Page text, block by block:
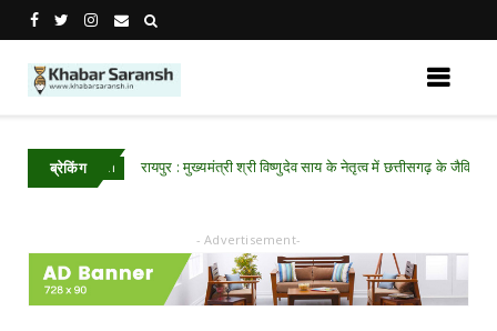
ब्रेकिंग रायपुर : मुख्यमंत्री श्री विष्णुदेव साय के नेतृत्व में छत्तीसगढ़ के जैविक उत्पादों
- Advertisement-